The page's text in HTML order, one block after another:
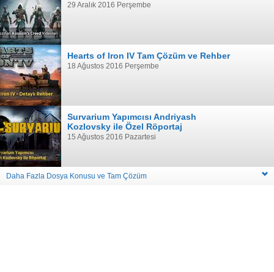
29 Aralık 2016 Perşembe
Hearts of Iron IV Tam Çözüm ve Rehber
18 Ağustos 2016 Perşembe
Survarium Yapımcısı Andriyash
Kozlovsky ile Özel Röportaj
15 Ağustos 2016 Pazartesi
Daha Fazla Dosya Konusu ve Tam Çözüm